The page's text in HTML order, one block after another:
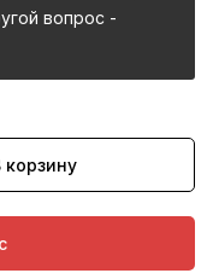
вопрос -
корзину